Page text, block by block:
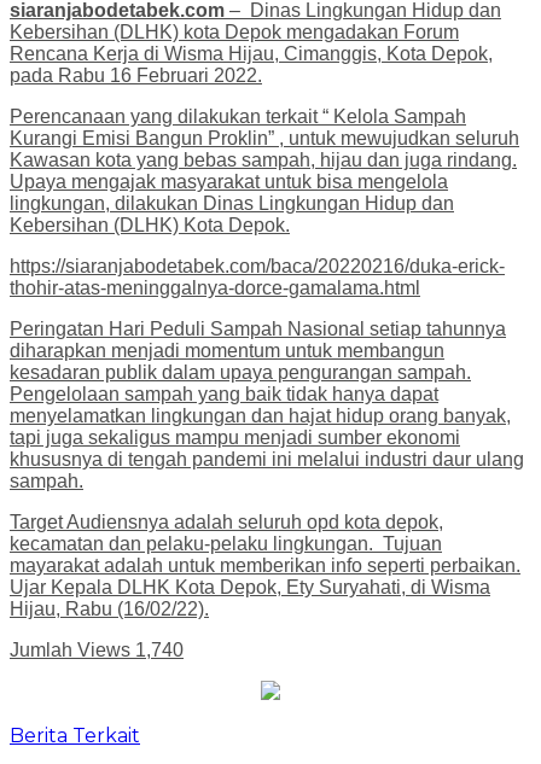
siaranjabodetabek.com – Dinas Lingkungan Hidup dan
Kebersihan (DLHK) kota Depok mengadakan Forum
Rencana Kerja di Wisma Hijau, Cimanggis, Kota Depok,
pada Rabu 16 Februari 2022.
Perencanaan yang dilakukan terkait “ Kelola Sampah
Kurangi Emisi Bangun Proklin” , untuk mewujudkan seluruh
Kawasan kota yang bebas sampah, hijau dan juga rindang.
Upaya mengajak masyarakat untuk bisa mengelola
lingkungan, dilakukan Dinas Lingkungan Hidup dan
Kebersihan (DLHK) Kota Depok.
https://siaranjabodetabek.com/baca/20220216/duka-erick-
thohir-atas-meninggalnya-dorce-gamalama.html
Peringatan Hari Peduli Sampah Nasional setiap tahunnya
diharapkan menjadi momentum untuk membangun
kesadaran publik dalam upaya pengurangan sampah.
Pengelolaan sampah yang baik tidak hanya dapat
menyelamatkan lingkungan dan hajat hidup orang banyak,
tapi juga sekaligus mampu menjadi sumber ekonomi
khususnya di tengah pandemi ini melalui industri daur ulang
sampah.
Target Audiensnya adalah seluruh opd kota depok,
kecamatan dan pelaku-pelaku lingkungan. Tujuan
mayarakat adalah untuk memberikan info seperti perbaikan.
Ujar Kepala DLHK Kota Depok, Ety Suryahati, di Wisma
Hijau, Rabu (16/02/22).
Jumlah Views 1,740
Berita Terkait